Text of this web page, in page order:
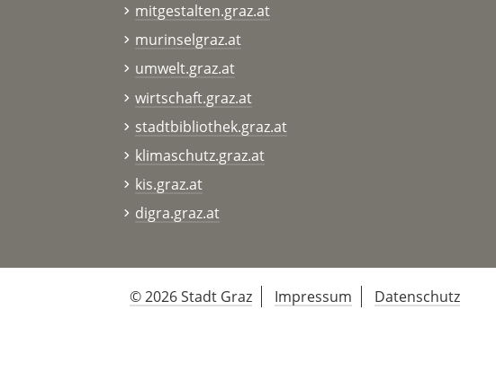
mitgestalten.graz.at
murinselgraz.at
umwelt.graz.at
wirtschaft.graz.at
stadtbibliothek.graz.at
klimaschutz.graz.at
kis.graz.at
digra.graz.at
© 2026 Stadt Graz Impressum Datenschutz